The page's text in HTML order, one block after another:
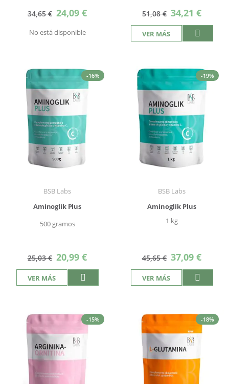
34,65 € Precio
especial
24,09 €
No está disponible
51,08 € Precio
especial
34,21 €
VER MÁS
-16%
BSB Labs
Aminoglik Plus
500 gramos
25,03 € Precio
especial
20,99 €
VER MÁS
-19%
BSB Labs
Aminoglik Plus
1 kg
45,65 € Precio
especial
37,09 €
VER MÁS
-15% -18%